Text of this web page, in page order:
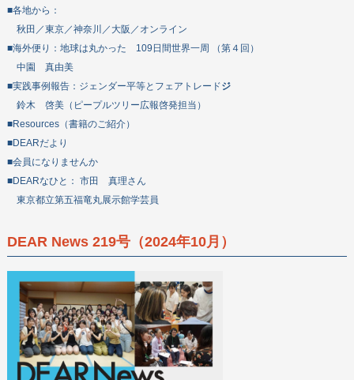
■各地から：
秋田／東京／神奈川／大阪／オンライン
■海外便り：地球は丸かった 109日間世界一周 （第４回）
中園 真由美
■実践事例報告：ジェンダー平等とフェアトレードジ
鈴木 啓美（ピープルツリー広報啓発担当）
■Resources（書籍のご紹介）
■DEARだより
■会員になりませんか
■DEARなひと： 市田 真理さん
東京都立第五福竜丸展示館学芸員
DEAR News 219号（2024年10月）